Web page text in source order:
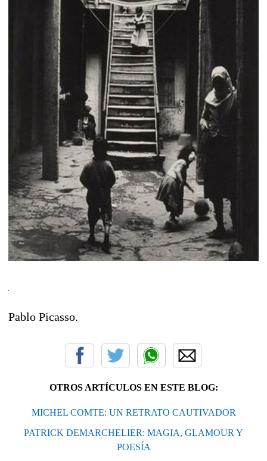
Pablo Picasso.
OTROS ARTÍCULOS EN ESTE BLOG:
MICHEL COMTE: UN RETRATO CAUTIVADOR
PATRICK DEMARCHELIER: MAGIA, GLAMOUR Y
POESÍA